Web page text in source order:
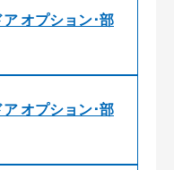
オプション･部
オプション･部